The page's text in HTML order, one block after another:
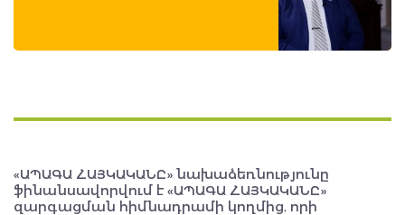
«ԱՊԱԳԱ ՀԱՅԿԱԿԱՆԸ» նախաձեռնությունը
ֆինանսավորվում է «ԱՊԱԳԱ ՀԱՅԿԱԿԱՆԸ»
զարգացման հիմնադրամի կողմից, որի